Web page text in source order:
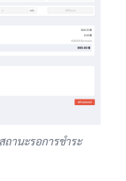
านะรอการชำระ